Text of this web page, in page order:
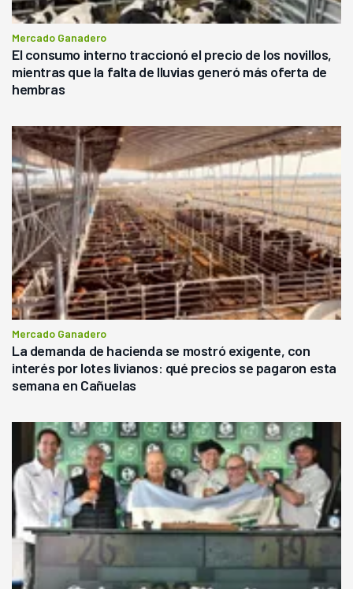
Mercado Ganadero
El consumo interno traccionó el precio de los novillos,
mientras que la falta de lluvias generó más oferta de
hembras
Mercado Ganadero
La demanda de hacienda se mostró exigente, con
interés por lotes livianos: qué precios se pagaron esta
semana en Cañuelas